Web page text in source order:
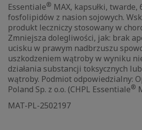
Essentiale® MAX, kapsułki, twarde,
fosfolipidów z nasion sojowych.
produkt leczniczy stosowany w
Zmniejsza dolegliwości, jak: brak
ucisku w prawym nadbrzuszu
uszkodzeniem wątroby w wyniku
działania substancji toksycznych
wątroby. Podmiot odpowiedzialny:
Poland Sp. z o.o. (CHPL Essentiale®
MAT-PL-2502197